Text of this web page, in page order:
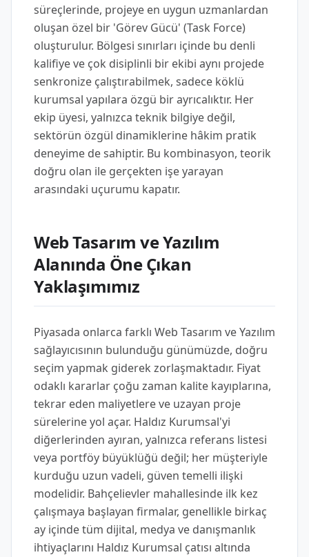
süreçlerinde, projeye en uygun uzmanlardan
oluşan özel bir 'Görev Gücü' (Task Force)
oluşturulur. Bölgesi sınırları içinde bu denli
kalifiye ve çok disiplinli bir ekibi aynı projede
senkronize çalıştırabilmek, sadece köklü
kurumsal yapılara özgü bir ayrıcalıktır. Her
ekip üyesi, yalnızca teknik bilgiye değil,
sektörün özgül dinamiklerine hâkim pratik
deneyime de sahiptir. Bu kombinasyon, teorik
doğru olan ile gerçekten işe yarayan
arasındaki uçurumu kapatır.
Web Tasarım ve Yazılım
Alanında Öne Çıkan
Yaklaşımımız
Piyasada onlarca farklı Web Tasarım ve Yazılım
sağlayıcısının bulunduğu günümüzde, doğru
seçim yapmak giderek zorlaşmaktadır. Fiyat
odaklı kararlar çoğu zaman kalite kayıplarına,
tekrar eden maliyetlere ve uzayan proje
sürelerine yol açar. Haldız Kurumsal'yi
diğerlerinden ayıran, yalnızca referans listesi
veya portföy büyüklüğü değil; her müşteriyle
kurduğu uzun vadeli, güven temelli ilişki
modelidir. Bahçelievler mahallesinde ilk kez
çalışmaya başlayan firmalar, genellikle birkaç
ay içinde tüm dijital, medya ve danışmanlık
ihtiyaçlarını Haldız Kurumsal çatısı altında